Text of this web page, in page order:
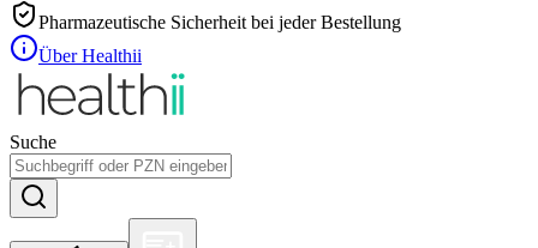
Pharmazeutische Sicherheit bei jeder Bestellung
Über Healthii
Suche